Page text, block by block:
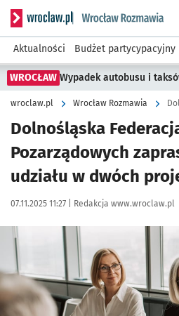
Serwis informacyjny wroclaw.pl
Aktualności Budżet partycypacyjny
WROCŁAW Wypadek autobusu i
wroclaw.pl Wrocław Rozmawia
Dolnośląska
Pozarządowych
udziału w dwóch
Data publikacji:
07.11.2025 11:27 | Autor:
Redakcja www.wroclaw.pl
Kliknij, aby powiększyć